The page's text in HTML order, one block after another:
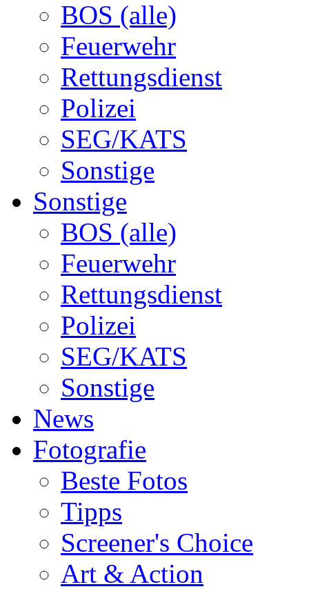
BOS (alle)
Feuerwehr
Rettungsdienst
Polizei
SEG/KATS
Sonstige
Sonstige
BOS (alle)
Feuerwehr
Rettungsdienst
Polizei
SEG/KATS
Sonstige
News
Fotografie
Beste Fotos
Tipps
Screener's Choice
Art & Action